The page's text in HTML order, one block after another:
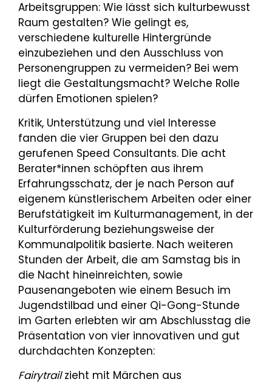
Arbeitsgruppen: Wie lässt sich kulturbewusst
Raum gestalten? Wie gelingt es,
verschiedene kulturelle Hintergründe
einzubeziehen und den Ausschluss von
Personengruppen zu vermeiden? Bei wem
liegt die Gestaltungsmacht? Welche Rolle
dürfen Emotionen spielen?
Kritik, Unterstützung und viel Interesse
fanden die vier Gruppen bei den dazu
gerufenen Speed Consultants. Die acht
Berater*innen schöpften aus ihrem
Erfahrungsschatz, der je nach Person auf
eigenem künstlerischem Arbeiten oder einer
Berufstätigkeit im Kulturmanagement, in der
Kulturförderung beziehungsweise der
Kommunalpolitik basierte. Nach weiteren
Stunden der Arbeit, die am Samstag bis in
die Nacht hineinreichten, sowie
Pausenangeboten wie einem Besuch im
Jugendstilbad und einer Qi-Gong-Stunde
im Garten erlebten wir am Abschlusstag die
Präsentation von vier innovativen und gut
durchdachten Konzepten:
Fairytrailzieht mit Märchen aus